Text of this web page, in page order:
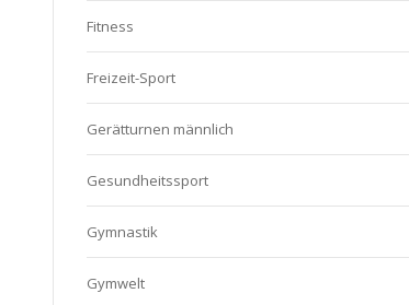
Fitness
Freizeit-Sport
Gerätturnen männlich
Gesundheitssport
Gymnastik
Gymwelt